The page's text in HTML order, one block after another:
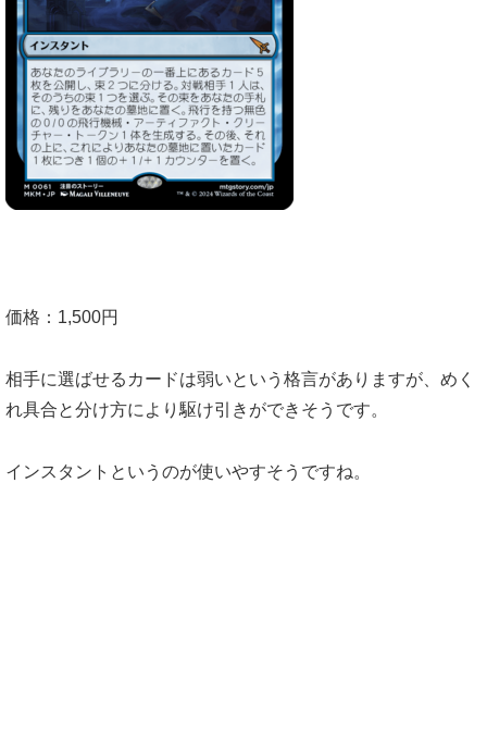
価格：1,500円
相手に選ばせるカードは弱いという格言がありますが、めく
れ具合と分け方により駆け引きができそうです。
インスタントというのが使いやすそうですね。